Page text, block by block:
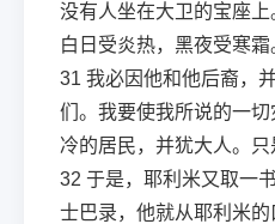
没有人坐在大卫的宝座上
白日受炎热，黑夜受寒霜
31 我必因他和他后裔，
们。我要使我所说的一
冷的居民，并犹大人。只
32 于是，耶利米又取一
士巴录，他就从耶利米